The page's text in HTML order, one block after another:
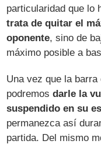
particularidad que lo
trata de quitar el
oponente, sino de
máximo posible a
Una vez que la
podremosdarle la
suspendido en su
permanezca así
partida. Del mismo